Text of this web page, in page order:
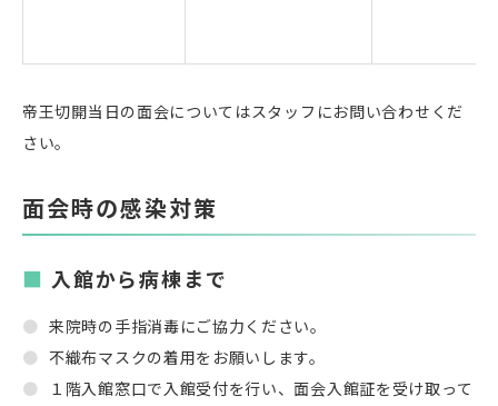
帝王切開当日の面会についてはスタッフにお問い合わせくだ
さい。
面会時の感染対策
入館から病棟まで
来院時の手指消毒にご協力ください。
不織布マスクの着用をお願いします。
１階入館窓口で入館受付を行い、面会入館証を受け取って